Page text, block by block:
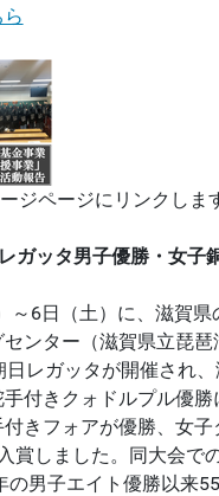
ら
ジページにリンクしま
ガッタ男子優勝・女子
6日（土）に、滋賀県
ンター（滋賀県立琵琶
レガッタが開催され、
付きクォドルプル優勝
きフォアが優勝、女子
賞しました。同大会で
の男子エイト優勝以来